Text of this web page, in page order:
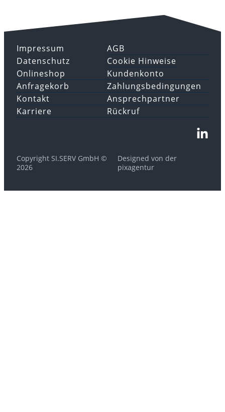
Impressum
Datenschutz
AGB
Cookie Hinweise
Onlineshop
Anfragekorb
Kundenkonto
Zahlungsbedingungen
Kontakt
Karriere
Ansprechpartner
Rückruf
Copyright SI.SERV GmbH ©
2026
Designed von der
pixagentur